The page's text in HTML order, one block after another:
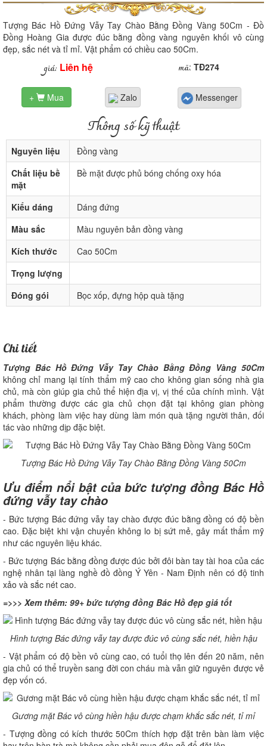
Tượng Bác Hồ Đứng Vẫy Tay Chào Bằng Đồng Vàng 50Cm - Đồ
Đồng Hoàng Gia được đúc bằng đồng vàng nguyên khối vô cùng
đẹp, sắc nét và tỉ mỉ. Vật phẩm có chiều cao 50Cm.
giá: Liên hệ mã: TĐ274
+ Mua Zalo Messenger
Thông số kỹ thuật
Nguyên liệu
Đồng vàng
Chất liệu bề
mặt
Bề mặt được phủ bóng chống oxy hóa
Kiểu dáng
Dáng đứng
Màu sắc
Màu nguyên bản đồng vàng
Kích thước
Cao 50Cm
Trọng lượng
Đóng gói
Bọc xốp, đựng hộp quà tặng
Chi tiết
Tượng Bác Hồ Đứng Vẫy Tay Chào Bằng Đồng Vàng 50Cm
không chỉ mang lại tính thẩm mỹ cao cho không gian sống nhà gia
chủ, mà còn giúp gia chủ thể hiện địa vị, vị thế của chính mình. Vật
phẩm thường được các gia chủ chọn đặt tại không gian phòng
khách, phòng làm việc hay dùng làm món quà tặng người thân, đối
tác vào những dịp đặc biệt.
Tượng Bác Hồ Đứng Vẫy Tay Chào Bằng Đồng Vàng 50Cm
Ưu điểm nổi bật của bức tượng đồng Bác Hồ
đứng vẫy tay chào
- Bức tượng Bác đứng vẫy tay chào được đúc bằng đồng có độ bền
cao. Đặc biệt khi vận chuyển không lo bị sứt mẻ, gây mất thẩm mỹ
như các nguyên liệu khác.
- Bức tượng Bác bằng đồng được đúc bởi đôi bàn tay tài hoa của các
nghệ nhân tại làng nghề đồ đồng Ý Yên - Nam Định nên có độ tinh
xảo và sắc nét cao.
=>>> Xem thêm: 99+ bức tượng đồng Bác Hồ đẹp giá tốt
Hình tượng Bác đứng vẫy tay được đúc vô cùng sắc nét, hiền hậu
- Vật phẩm có độ bền vô cùng cao, có tuổi thọ lên đến 20 năm, nên
gia chủ có thể truyền sang đời con cháu mà vẫn giữ nguyên được vẻ
đẹp vốn có.
Gương mặt Bác vô cùng hiền hậu được chạm khắc sắc nét, tỉ mỉ
- Tượng đồng có kích thước 50Cm thích hợp đặt trên bàn làm việc